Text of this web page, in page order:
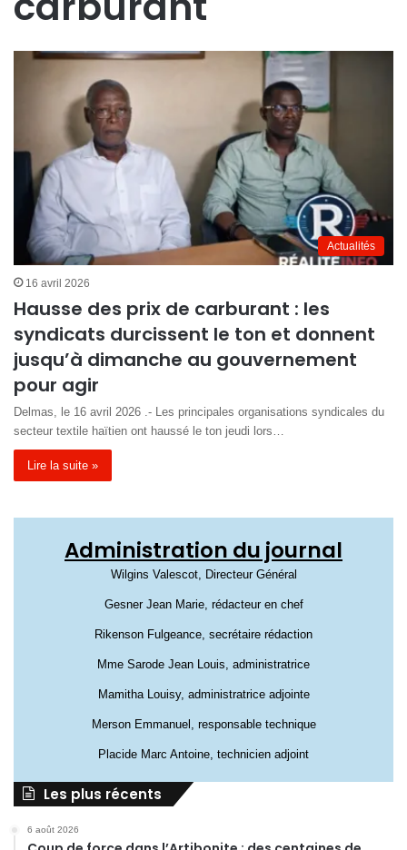
Actualités
16 avril 2026
Hausse des prix de carburant : les
syndicats durcissent le ton et donnent
jusqu’à dimanche au gouvernement
pour agir
Delmas, le 16 avril 2026 .- Les principales organisations syndicales du
secteur textile haïtien ont haussé le ton jeudi lors…
Lire la suite »
Administration du journal
Wilgins Valescot, Directeur Général
Gesner Jean Marie, rédacteur en chef
Rikenson Fulgeance, secrétaire rédaction
Mme Sarode Jean Louis, administratrice
Mamitha Louisy, administratrice adjointe
Merson Emmanuel, responsable technique
Placide Marc Antoine, technicien adjoint
Les plus récents
6 août 2026